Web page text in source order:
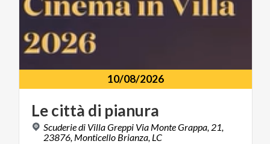
10/08/2026
Lecittà di pianura
Scuderie di Villa Greppi Via Monte Grappa, 21,
23876, Monticello Brianza, LC